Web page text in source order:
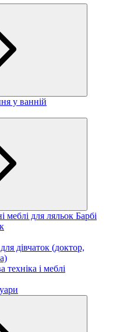
у ванній
меблі для ляльок Барбі
дівчаток (доктор,
техніка і меблі